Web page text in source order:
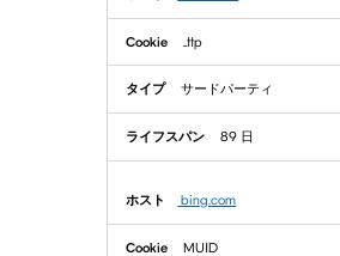
_ttp
サードパーティ
89 日
bing.com
MUID